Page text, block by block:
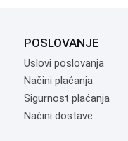
POSLOVANJE
Uslovi poslovanja
Načini plaćanja
Sigurnost plaćanja
Načini dostave